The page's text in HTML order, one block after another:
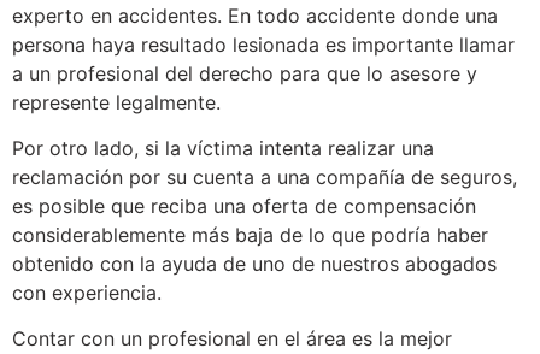
experto en accidentes. En todo accidente donde una
persona haya resultado lesionada es importante llamar
a un profesional del derecho para que lo asesore y
represente legalmente.
Por otro lado, si la víctima intenta realizar una
reclamación por su cuenta a una compañía de seguros,
es posible que reciba una oferta de compensación
considerablemente más baja de lo que podría haber
obtenido con la ayuda de uno de nuestros abogados
con experiencia.
Contar con un profesional en el área es la mejor